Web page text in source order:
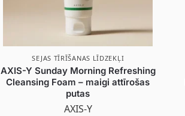
SEJAS TĪRĪŠANAS LĪDZEKĻI
AXIS-Y Sunday Morning Refreshing
Cleansing Foam – maigi attīrošas
putas
AXIS-Y